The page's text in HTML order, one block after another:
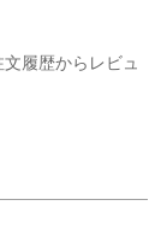
文履歴からレビュ